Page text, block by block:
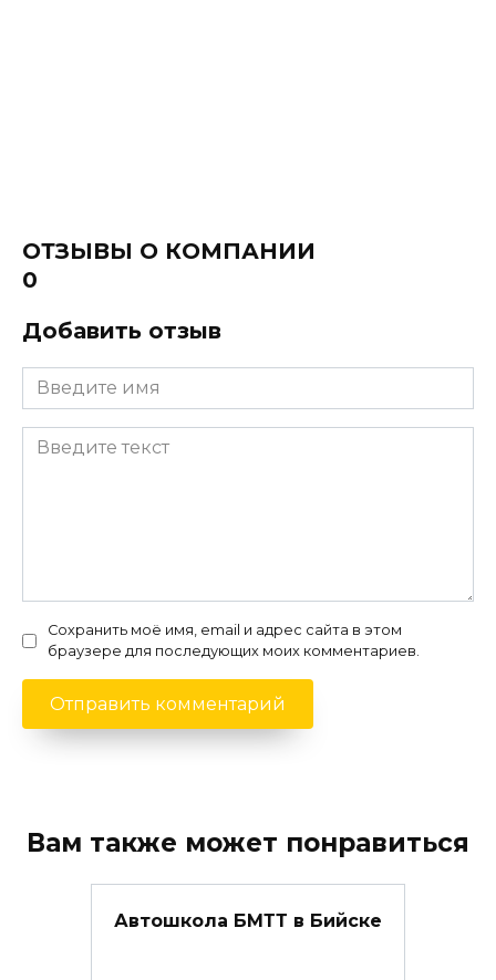
ОТЗЫВЫ О КОМПАНИИ
0
Добавить отзыв
Сохранить моё имя, email и адрес сайта в этом
браузере для последующих моих комментариев.
Вам также может понравиться
Автошкола БМТТ в Бийске